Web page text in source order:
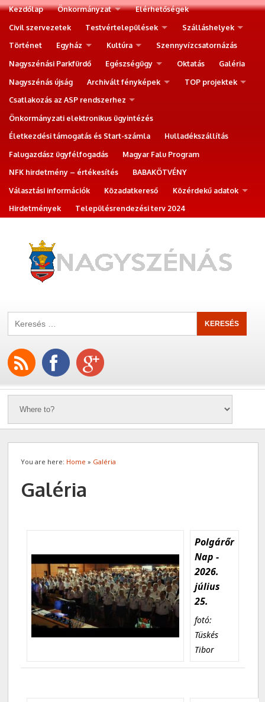
Kezdőlap Önkormányzat
Elérhetőségek
Civil szervezetek
Testvértelepülések
Szálláshelyek
Történet
Egyház Kultúra
Szennyvízcsatornázás
Nagyszénási Parkfürdő
Egészségügy Oktatás
Galéria
Nagyszénás újság
Archivált fényképek
TOP projektek
Csatlakozás az ASP rendszerhez
Önkormányzati elektronikus ügyintézés
Életkezdési támogatás és Start-számla
Hulladékszállítás
Falugazdász ügyfélfogadás
Magyar Falu Program
NFK hirdetmény – értékesítés
BABAKÖTVÉNY
Választási információk
Közadatkereső
Közérdekű adatok
Hirdetmények
Településrendezési terv 2024
You are here: Home » Galéria
Galéria
Polgárőr
Nap -
2026.
július
25.
fotó:
Tüskés
Tibor